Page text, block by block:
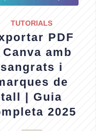
TUTORIALS
PDF
Canva amb
sangrats i
de
tall | Guia
2025